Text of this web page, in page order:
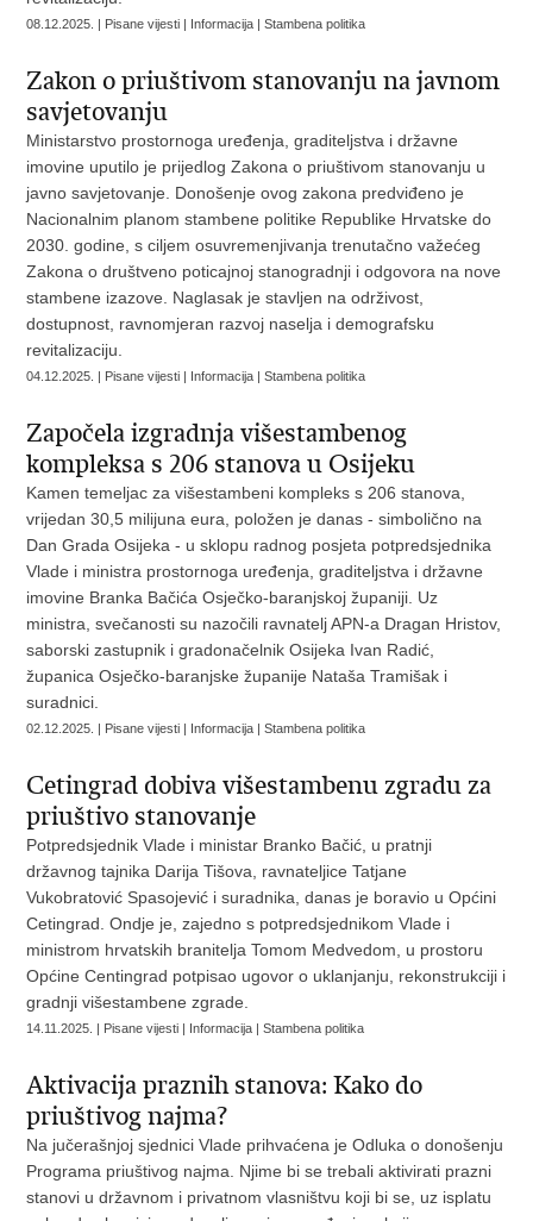
08.12.2025. | Pisane vijesti | Informacija | Stambena politika
Zakon o priuštivom stanovanju na javnom
savjetovanju
Ministarstvo prostornoga uređenja, graditeljstva i državne
imovine uputilo je prijedlog Zakona o priuštivom stanovanju u
javno savjetovanje. Donošenje ovog zakona predviđeno je
Nacionalnim planom stambene politike Republike Hrvatske do
2030. godine, s ciljem osuvremenjivanja trenutačno važećeg
Zakona o društveno poticajnoj stanogradnji i odgovora na nove
stambene izazove. Naglasak je stavljen na održivost,
dostupnost, ravnomjeran razvoj naselja i demografsku
revitalizaciju.
04.12.2025. | Pisane vijesti | Informacija | Stambena politika
Započela izgradnja višestambenog
kompleksa s 206 stanova u Osijeku
Kamen temeljac za višestambeni kompleks s 206 stanova,
vrijedan 30,5 milijuna eura, položen je danas - simbolično na
Dan Grada Osijeka - u sklopu radnog posjeta potpredsjednika
Vlade i ministra prostornoga uređenja, graditeljstva i državne
imovine Branka Bačića Osječko-baranjskoj županiji. Uz
ministra, svečanosti su nazočili ravnatelj APN-a Dragan Hristov,
saborski zastupnik i gradonačelnik Osijeka Ivan Radić,
županica Osječko-baranjske županije Nataša Tramišak i
suradnici.
02.12.2025. | Pisane vijesti | Informacija | Stambena politika
Cetingrad dobiva višestambenu zgradu za
priuštivo stanovanje
Potpredsjednik Vlade i ministar Branko Bačić, u pratnji
državnog tajnika Darija Tišova, ravnateljice Tatjane
Vukobratović Spasojević i suradnika, danas je boravio u Općini
Cetingrad. Ondje je, zajedno s potpredsjednikom Vlade i
ministrom hrvatskih branitelja Tomom Medvedom, u prostoru
Općine Centingrad potpisao ugovor o uklanjanju, rekonstrukciji i
gradnji višestambene zgrade.
14.11.2025. | Pisane vijesti | Informacija | Stambena politika
Aktivacija praznih stanova: Kako do
priuštivog najma?
Na jučerašnjoj sjednici Vlade prihvaćena je Odluka o donošenju
Programa priuštivog najma. Njime bi se trebali aktivirati prazni
stanovi u državnom i privatnom vlasništvu koji bi se, uz isplatu